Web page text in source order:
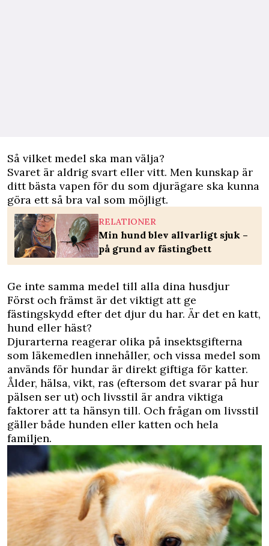
Så vilket medel ska man välja?
Svaret är aldrig svart eller vitt. Men kunskap är
ditt bästa vapen för du som djurägare ska kunna
göra ett så bra val som möjligt.
RELATIONER
Min hund blev allvarligt sjuk –
på grund av fästingbett
Ge inte samma medel till alla dina husdjur
Först och främst är det viktigt att ge
fästingskydd efter det djur du har. Är det en katt,
hund eller häst?
Djurarterna reagerar olika på insektsgifterna
som läkemedlen innehåller, och vissa medel som
används för hundar är direkt giftiga för katter.
Ålder, hälsa, vikt, ras (eftersom det svarar på hur
pälsen ser ut) och livsstil är andra viktiga
faktorer att ta hänsyn till. Och frågan om livsstil
gäller både hunden eller katten och hela
familjen.